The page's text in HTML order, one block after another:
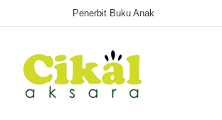
Penerbit Buku Anak